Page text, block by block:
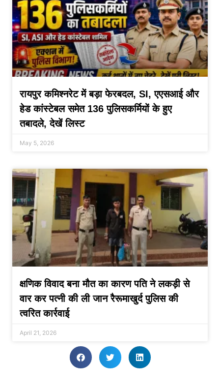
रायपुर कमिश्नरेट में बड़ा फेरबदल, SI, एएसआई और
हेड कांस्टेबल समेत 136 पुलिसकर्मियों के हुए
तबादले, देखें लिस्ट
May 5, 2026
क्षणिक विवाद बना मौत का कारण पति ने लकड़ी से
वार कर पत्नी की ली जान रैरूमाखुर्द पुलिस की
त्वरित कार्रवाई
April 21, 2026